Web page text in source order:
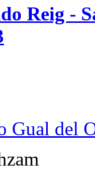
Reig -
Gual del